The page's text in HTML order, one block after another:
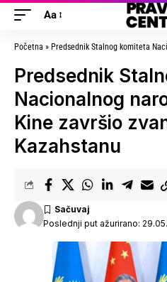
Aa
Početna » Predsednik Stalnog komiteta Nacionalnog
Predsednik
Nacionalnog
Kine završio
Kazahstanu
Poslednji put ažurirano: